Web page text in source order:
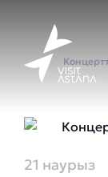
21 наурыз